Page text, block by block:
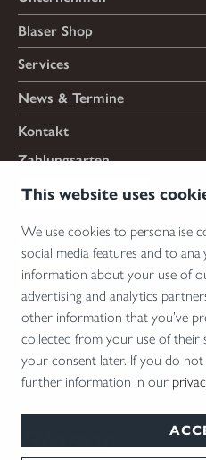
This website uses
We use cookies to personalise
social media features and to
information about your use of
advertising and analytics
other information that you’ve
collected from your use of their
your consent later. If you do not
further information in our
Blaser Shop
Services
News & Termine
Kontakt
Zahlungsarten
Versandarten
*Abgabe von Waffen, wesentlichen
Erwerbserlaubnis. Bitte beachten Sie die